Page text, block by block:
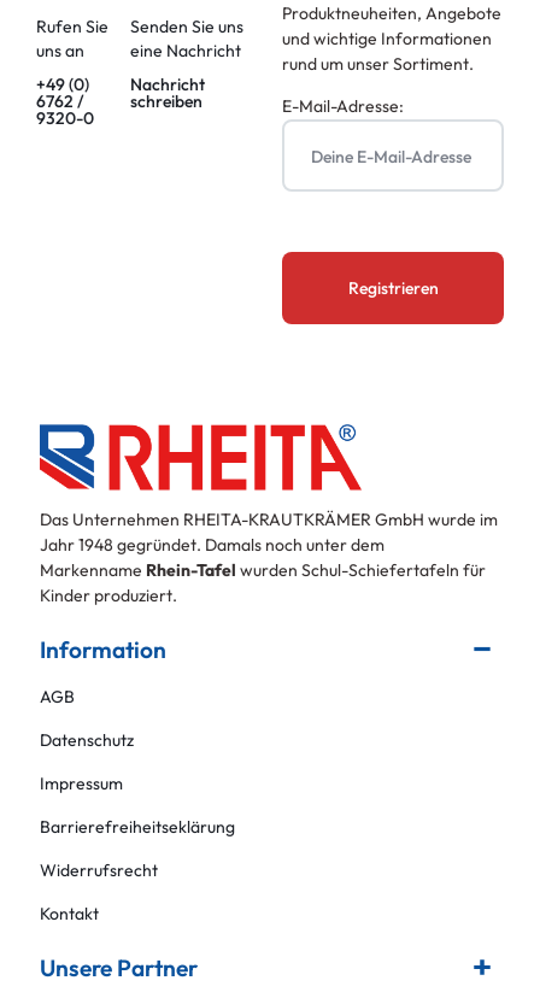
Rufen Sie
uns an
+49 (0)
6762 /
9320-0
Senden Sie uns
eine Nachricht
Nachricht
schreiben
Produktneuheiten, Angebote
und wichtige Informationen
rund um unser Sortiment.
E-Mail-Adresse:
Das Unternehmen RHEITA-KRAUTKRÄMER GmbH wurde im
Jahr 1948 gegründet. Damals noch unter dem
Markenname Rhein-Tafel wurden Schul-Schiefertafeln für
Kinder produziert.
Information
AGB
Datenschutz
Impressum
Barrierefreiheitseklärung
Widerrufsrecht
Kontakt
Unsere Partner